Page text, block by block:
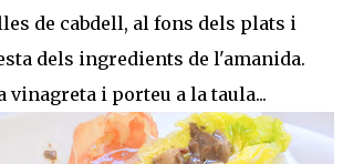
de cabdell, al fons dels plats i
dels ingredients de l'amanida.
vinagreta i porteu a la taula...